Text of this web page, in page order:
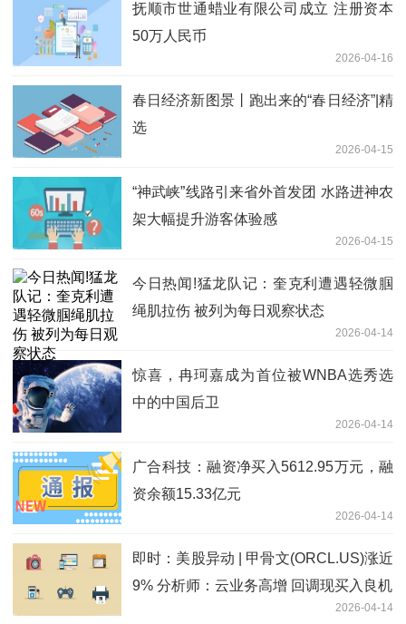
抚顺市世通蜡业有限公司成立 注册资本
50万人民币
2026-04-16
春日经济新图景丨跑出来的“春日经济”|精
选
2026-04-15
“神武峡”线路引来省外首发团 水路进神农
架大幅提升游客体验感
2026-04-15
今日热闻!猛龙队记：奎克利遭遇轻微腘
绳肌拉伤 被列为每日观察状态
2026-04-14
惊喜，冉珂嘉成为首位被WNBA选秀选
中的中国后卫
2026-04-14
广合科技：融资净买入5612.95万元，融
资余额15.33亿元
2026-04-14
即时：美股异动 | 甲骨文(ORCL.US)涨近
9% 分析师：云业务高增 回调现买入良机
2026-04-14